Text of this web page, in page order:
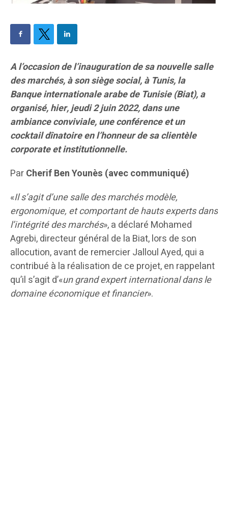
A l’occasion de l’inauguration de sa nouvelle salle
des marchés, à son siège social, à Tunis, la
Banque internationale arabe de Tunisie (Biat), a
organisé, hier, jeudi 2 juin 2022, dans une
ambiance conviviale, une conférence et un
cocktail dînatoire en l’honneur de sa clientèle
corporate et institutionnelle.
ParCherif Ben Younès (avec communiqué)
«Il s’agit d’une salle des marchés modèle,
ergonomique, et comportant de hauts experts dans
l’intégrité des marchés», a déclaré Mohamed
Agrebi, directeur général de la Biat, lors de son
allocution, avant de remercier Jalloul Ayed, qui a
contribué à la réalisation de ce projet, en rappelant
qu’il s’agit d’«un grand expert international dans le
domaine économique et financier».